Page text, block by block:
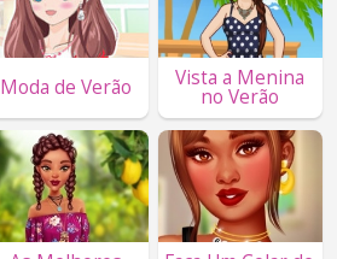
Moda de Verão Vista a Menina
no Verão